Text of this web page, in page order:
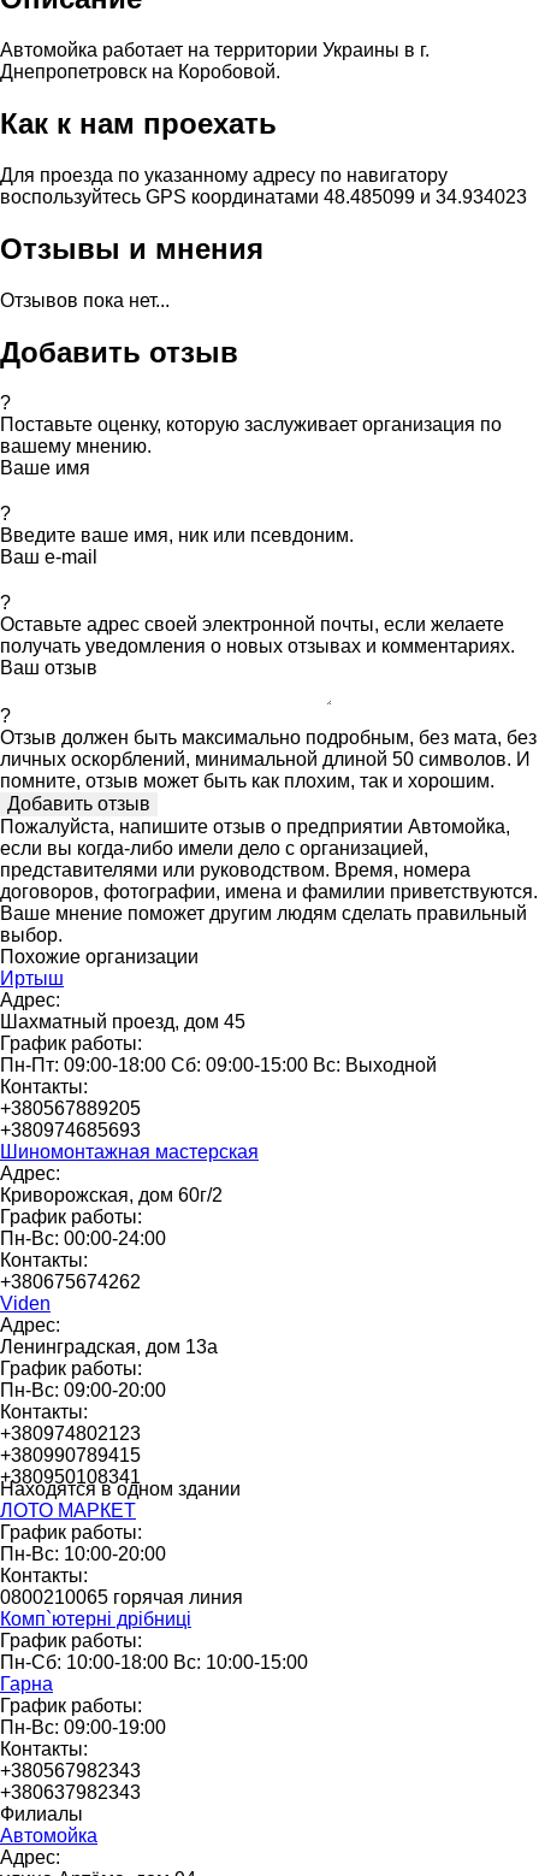
Автомойка работает на территории Украины в г.
Днепропетровск на Коробовой.
Как к нам проехать
Для проезда по указанному адресу по навигатору
воспользуйтесь GPS координатами 48.485099 и 34.934023
Отзывы и мнения
Отзывов пока нет...
Добавить отзыв
?
Поставьте оценку, которую заслуживает организация по
вашему мнению.
Ваше имя
?
Введите ваше имя, ник или псевдоним.
Ваш e-mail
?
Оставьте адрес своей электронной почты, если желаете
получать уведомления о новых отзывах и комментариях.
Ваш отзыв
?
Отзыв должен быть максимально подробным, без мата, без
личных оскорблений, минимальной длиной 50 символов. И
помните, отзыв может быть как плохим, так и хорошим.
Пожалуйста, напишите отзыв о предприятии Автомойка,
если вы когда-либо имели дело с организацией,
представителями или руководством. Время, номера
договоров, фотографии, имена и фамилии приветствуются.
Ваше мнение поможет другим людям сделать правильный
выбор.
Похожие организации
Иртыш
Адрес:
Шахматный проезд, дом 45
График работы:
Пн-Пт: 09:00-18:00 Сб: 09:00-15:00 Вс: Выходной
Контакты:
+380567889205
+380974685693
Шиномонтажная мастерская
Адрес:
Криворожская, дом 60г/2
График работы:
Пн-Вс: 00:00-24:00
Контакты:
+380675674262
Viden
Адрес:
Ленинградская, дом 13а
График работы:
Пн-Вс: 09:00-20:00
Контакты:
+380974802123
+380990789415
+380950108341
Находятся в одном здании
ЛОТО МАРКЕТ
График работы:
Пн-Вс: 10:00-20:00
Контакты:
0800210065 горячая линия
Комп`ютерні дрібниці
График работы:
Пн-Сб: 10:00-18:00 Вс: 10:00-15:00
Гарна
График работы:
Пн-Вс: 09:00-19:00
Контакты:
+380567982343
+380637982343
Филиалы
Автомойка
Адрес: